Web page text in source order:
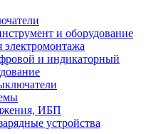
и оборудование
и индикаторный
ИБП
устройства